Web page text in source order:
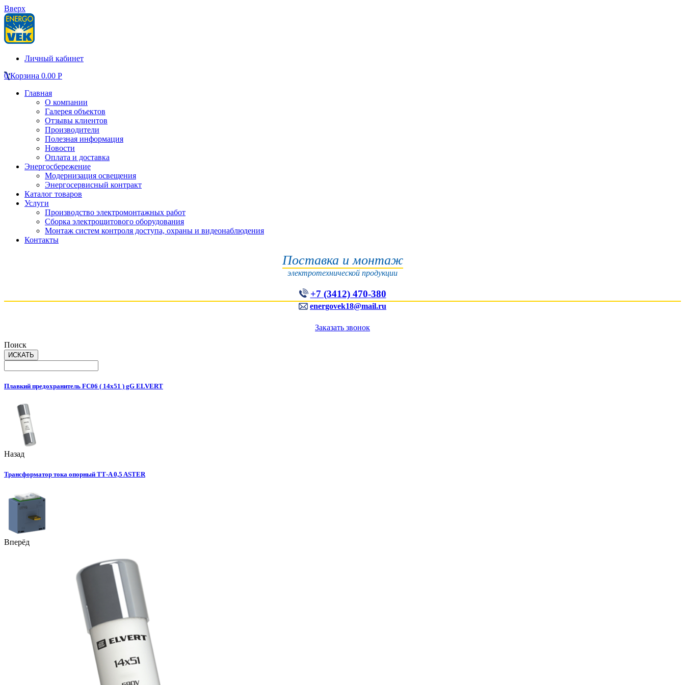
Вверх
Личный кабинет
0 Корзина 0.00 Р
Главная
О компании
Галерея объектов
Отзывы клиентов
Производители
Полезная информация
Новости
Оплата и доставка
Энергосбережение
Модернизация освещения
Энергосервисный контракт
Каталог товаров
Услуги
Производство электромонтажных работ
Сборка электрощитового оборудования
Монтаж систем контроля доступа, охраны и видеонаблюдения
Контакты
Поставка и монтаж
электротехнической продукции
+7 (3412) 470-380
energovek18@mail.ru
Заказать звонок
Поиск
Плавкий предохранитель FС06 ( 14x51 ) gG ELVERT
Назад
Трансформатор тока опорный ТТ-A 0,5 ASTER
Вперёд